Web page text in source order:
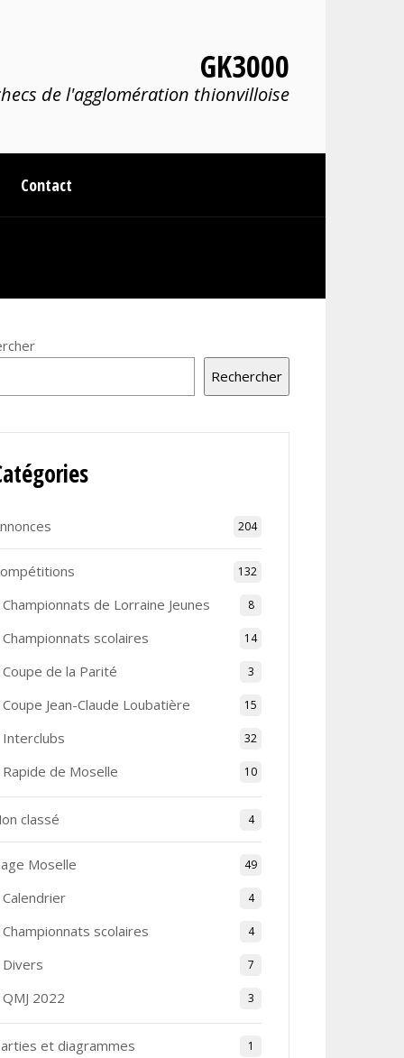
GK3000
de l'agglomération thionvilloise
Contact
Rechercher
204
132
Championnats de Lorraine Jeunes 8
Championnats scolaires 14
Coupe de la Parité 3
Coupe Jean-Claude Loubatière 15
Interclubs 32
Rapide de Moselle 10
classé 4
Moselle 49
Calendrier 4
Championnats scolaires 4
Divers 7
QMJ 2022 3
et diagrammes 1